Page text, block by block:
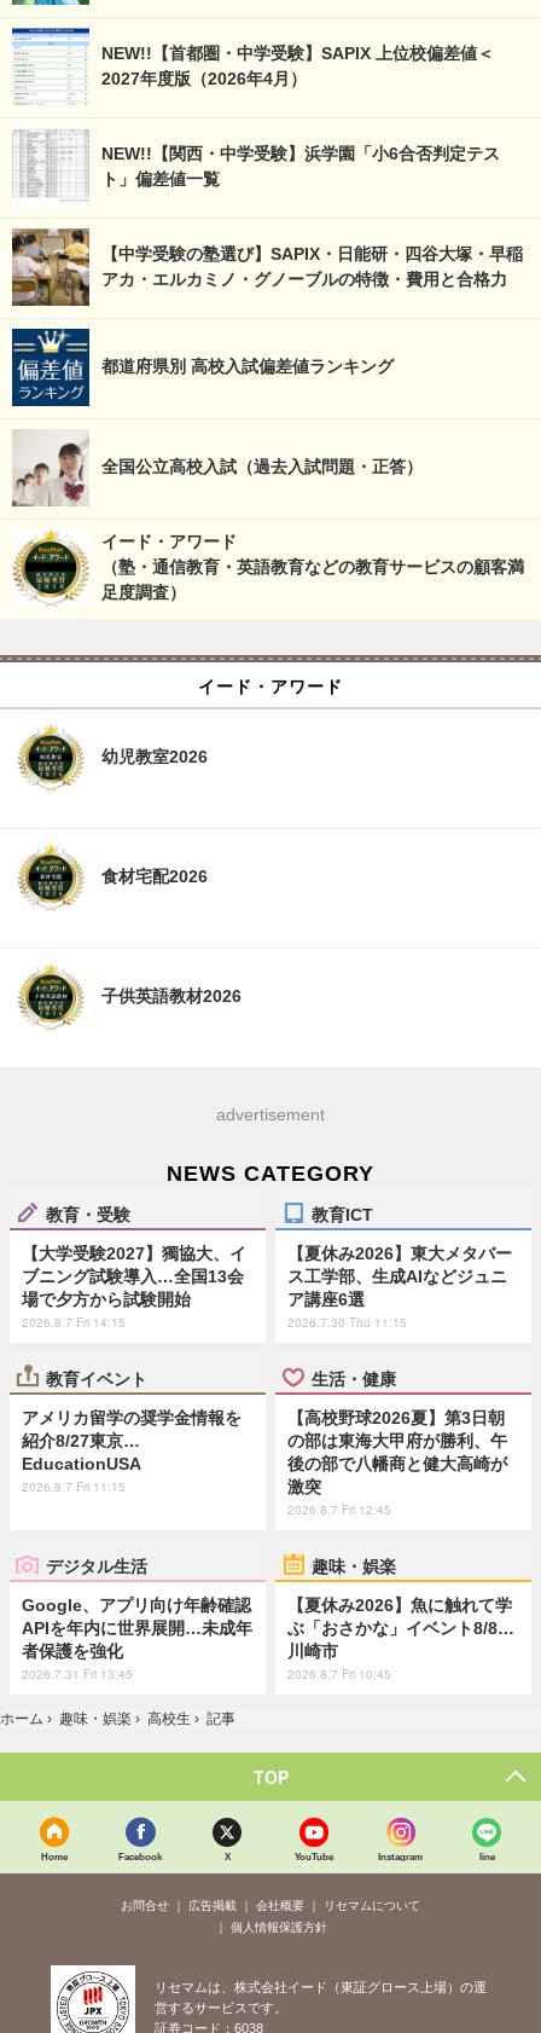
NEW!!【首都圏・中学受験】SAPIX 上位校偏差値＜
2027年度版（2026年4月）
NEW!!【関西・中学受験】浜学園「小6合否判定テス
ト」偏差値一覧
【中学受験の塾選び】SAPIX・日能研・四谷大塚・早稲
アカ・エルカミノ・グノーブルの特徴・費用と合格力
都道府県別 高校入試偏差値ランキング
全国公立高校入試（過去入試問題・正答）
イード・アワード
（塾・通信教育・英語教育などの教育サービスの顧客満
足度調査）
イード・アワード
幼児教室2026
食材宅配2026
子供英語教材2026
advertisement
NEWS CATEGORY
教育・受験
【大学受験2027】獨協大、イ
ブニング試験導入…全国13会
場で夕方から試験開始
2026.8.7 Fri 14:15
教育ICT
【夏休み2026】東大メタバー
ス工学部、生成AIなどジュニ
ア講座6選
2026.7.30 Thu 11:15
教育イベント
アメリカ留学の奨学金情報を
紹介8/27東京…
EducationUSA
2026.8.7 Fri 11:15
生活・健康
【高校野球2026夏】第3日朝
の部は東海大甲府が勝利、午
後の部で八幡商と健大高崎が
激突
2026.8.7 Fri 12:45
デジタル生活
Google、アプリ向け年齢確認
APIを年内に世界展開…未成年
者保護を強化
2026.7.31 Fri 13:45
趣味・娯楽
【夏休み2026】魚に触れて学
ぶ「おさかな」イベント8/8…
川崎市
2026.8.7 Fri 10:45
ホーム › 趣味・娯楽 › 高校生 › 記事
TOP
Home Facebook X YouTube Instagram line
お問合せ 広告掲載 会社概要
リセマムについて
個人情報保護方針
リセマムは、株式会社イード（東証グロース上場）の運
営するサービスです。
証券コード：6038